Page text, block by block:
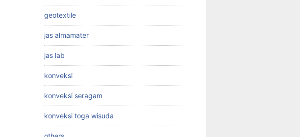
geotextile
jas almamater
jas lab
konveksi
konveksi seragam
konveksi toga wisuda